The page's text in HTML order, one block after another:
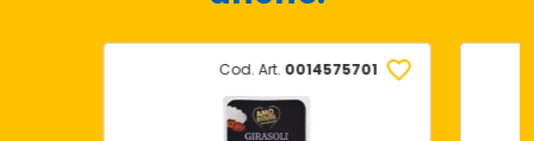
Cod. Art. 0014575701